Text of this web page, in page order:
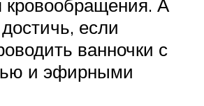
кровообращения. А
если
ванночки с
и эфирными